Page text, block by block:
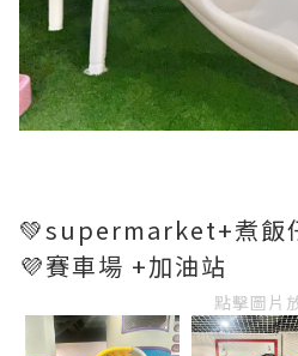
💚supermarket+煮飯
💜賽車場 +加油站
點擊圖片